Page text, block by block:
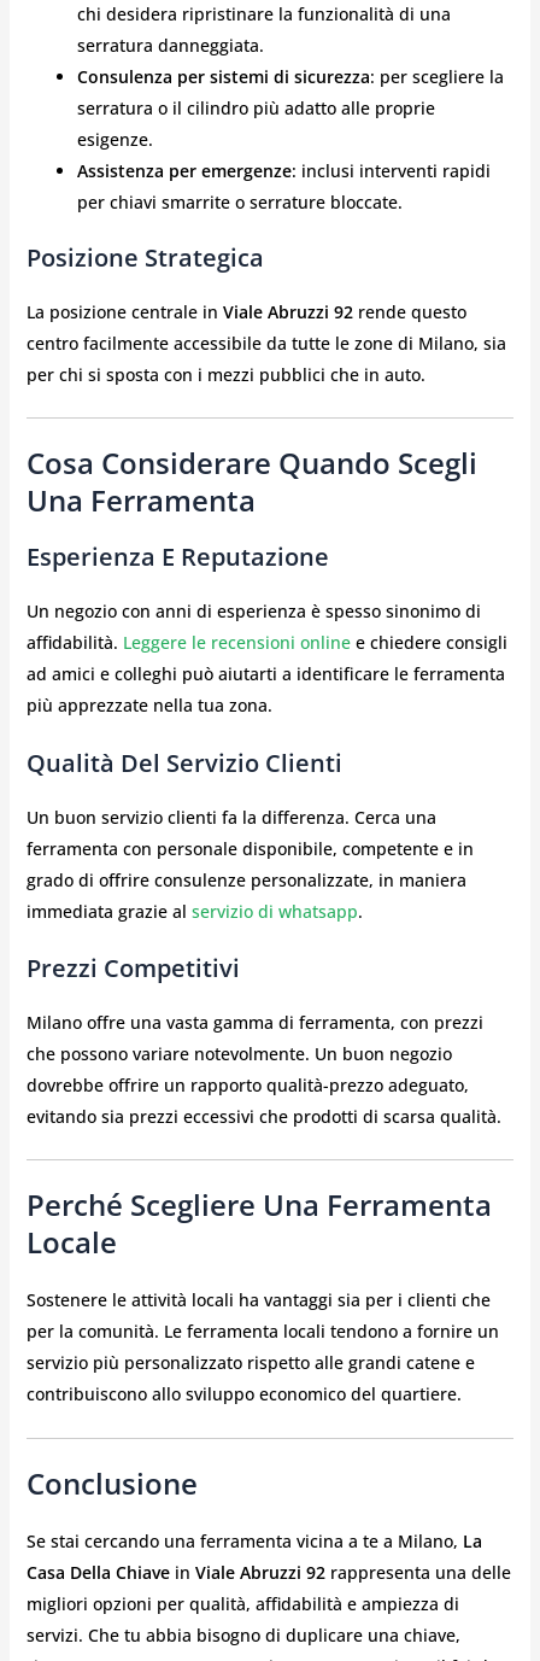
chi desidera ripristinare la funzionalità di una
serratura danneggiata.
Consulenza per sistemi di sicurezza: per scegliere la
serratura o il cilindro più adatto alle proprie
esigenze.
Assistenza per emergenze: inclusi interventi rapidi
per chiavi smarrite o serrature bloccate.
Posizione Strategica
La posizione centrale in Viale Abruzzi 92rende questo
centro facilmente accessibile da tutte le zone di Milano, sia
per chi si sposta con i mezzi pubblici che in auto.
Cosa Considerare Quando Scegli
Una Ferramenta
Esperienza E Reputazione
Un negozio con anni di esperienza è spesso sinonimo di
affidabilità. Leggere le recensioni onlinee chiedere consigli
ad amici e colleghi può aiutarti a identificare le ferramenta
più apprezzate nella tua zona.
Qualità Del Servizio Clienti
Un buon servizio clienti fa la differenza. Cerca una
ferramenta con personale disponibile, competente e in
grado di offrire consulenze personalizzate, in maniera
immediata grazie al servizio di whatsapp.
Prezzi Competitivi
Milano offre una vasta gamma di ferramenta, con prezzi
che possono variare notevolmente. Un buon negozio
dovrebbe offrire un rapporto qualità-prezzo adeguato,
evitando sia prezzi eccessivi che prodotti di scarsa qualità.
Perché Scegliere Una Ferramenta
Locale
Sostenere le attività locali ha vantaggi sia per i clienti che
per la comunità. Le ferramenta locali tendono a fornire un
servizio più personalizzato rispetto alle grandi catene e
contribuiscono allo sviluppo economico del quartiere.
Conclusione
Se stai cercando una ferramenta vicina a te a Milano, La
Casa Della Chiavein Viale Abruzzi 92rappresenta una delle
migliori opzioni per qualità, affidabilità e ampiezza di
servizi. Che tu abbia bisogno di duplicare una chiave,